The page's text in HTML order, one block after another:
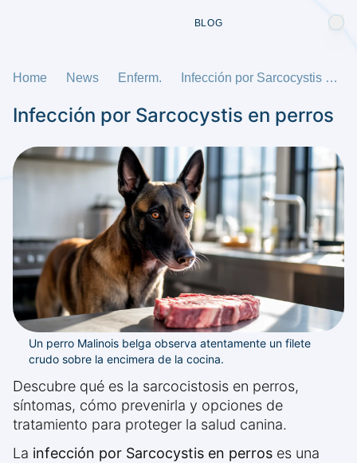
BLOG
Home News Enferm. Infección por Sarcocystis en perros
Infección por Sarcocystis en perros
Un perro Malinois belga observa atentamente un filete
crudo sobre la encimera de la cocina.
Descubre qué es la sarcocistosis en perros,
síntomas, cómo prevenirla y opciones de
tratamiento para proteger la salud canina.
La infección por Sarcocystis en perros es una